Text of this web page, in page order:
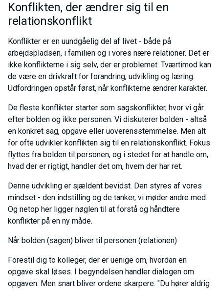
Konflikten, der ændrer sig til en
relationskonflikt
Konflikter er en uundgåelig del af livet - både på
arbejdspladsen, i familien og i vores nære relationer. Det er
ikke konflikterne i sig selv, der er problemet. Tværtimod kan
de være en drivkraft for forandring, udvikling og læring.
Udfordringen opstår først, når konflikterne ændrer karakter.
De fleste konflikter starter som sagskonflikter, hvor vi går
efter bolden og ikke personen. Vi diskuterer bolden - altså
en konkret sag, opgave eller uoverensstemmelse. Men alt
for ofte udvikler konflikten sig til en relationskonflikt. Fokus
flyttes fra bolden til personen, og i stedet for at handle om,
hvad der er rigtigt, handler det om, hvem der har ret.
Denne udvikling er sjældent bevidst. Den styres af vores
mindset - den indstilling og de tanker, vi møder andre med.
Og netop her ligger nøglen til at forstå og håndtere
konflikter på en ny måde.
Når bolden (sagen) bliver til personen (relationen)
Forestil dig to kolleger, der er uenige om, hvordan en
opgave skal løses. I begyndelsen handler dialogen om
opgaven. Men snart bliver ordene skarpere: "Du hører aldrig